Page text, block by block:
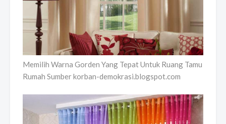
Memilih Warna Gorden Yang Tepat Untuk Ruang Tamu
Rumah Sumber korban-demokrasi.blogspot.com